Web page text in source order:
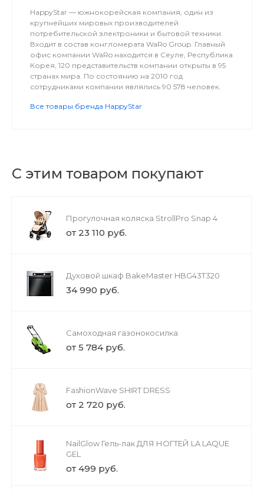
HappyStar — южнокорейская компания, один из
крупнейших мировых производителей
потребительской электроники и бытовой техники.
Входит в состав конгломерата WaRo Group. Главный
офис компании WaRo находится в Сеуле, Республика
Корея, 120 представительств компании открыты в 95
странах мира. По состоянию на 2010 год
сотрудниками компании являлись 90 578 человек.
Все товары бренда HappyStar
С этим товаром покупают
Прогулочная коляска StrollPro Snap 4
от 23 110 руб.
Духовой шкаф BakeMaster HBG43T320
34 990 руб.
Самоходная газонокосилка
от 5 784 руб.
FashionWave SHIRT DRESS
от 2 720 руб.
NailGlow Гель-лак ДЛЯ НОГТЕЙ LA LAQUE
GEL
от 499 руб.